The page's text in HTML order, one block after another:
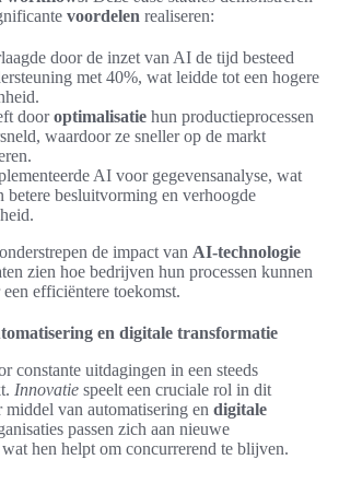
voordelen realiseren:
door de inzet van AI de tijd besteed
met 40%, wat leidde tot een hogere
dooroptimalisatie hun productieprocessen
waardoor ze sneller op de markt
AI voor gegevensanalyse, wat
betere besluitvorming en verhoogde
de impact van AI-technologie
zien hoe bedrijven hun processen kunnen
efficiëntere toekomst.
en digitale transformatie
constante uitdagingen in een steeds
Innovatie speelt een cruciale rol in dit
van automatisering en digitale
passen zich aan nieuwe
hen helpt om concurrerend te blijven.